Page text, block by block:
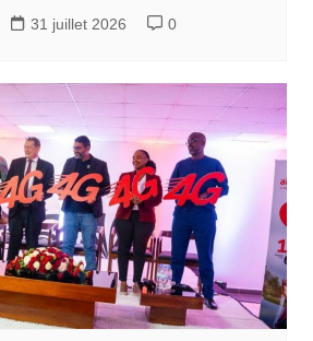
31 juillet 2026 0